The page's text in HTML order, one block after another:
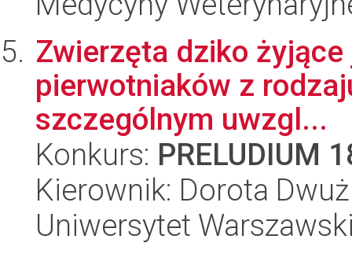
Zwierzęta dziko
pierwotniaków z
szczególnym uwzgl...
Konkurs: PRELUDIUM
Kierownik: Dorota
Uniwersytet